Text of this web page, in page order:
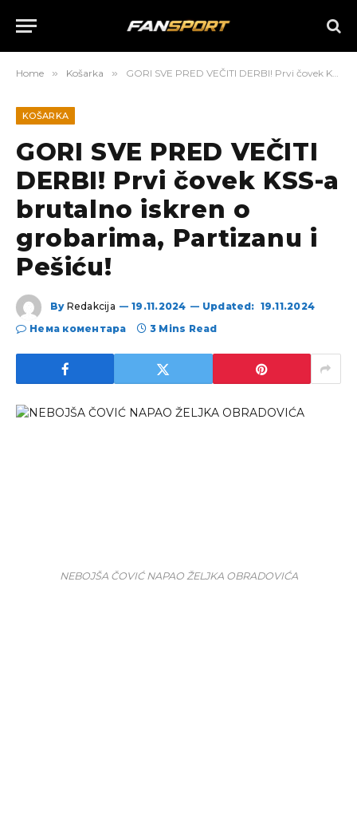
Home » Košarka » GORI SVE PRED VEČITI DERBI! Prvi čovek KSS-a brutalno iskren o grobarima, Partizanu i Pešiću!
KOŠARKA
GORI SVE PRED VEČITI
DERBI! Prvi čovek KSS-a
brutalno iskren o
grobarima, Partizanu i
Pešiću!
By Redakcija 19.11.2024 Updated: 19.11.2024
Нема коментара
3 Mins Read
NEBOJŠA ČOVIĆ NAPAO ŽELJKA OBRADOVIĆA